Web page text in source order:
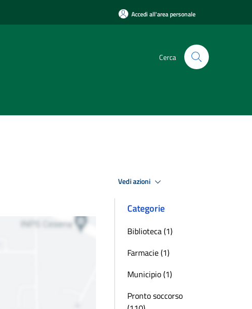
Accedi all'area personale
Cerca
Vedi azioni
Categorie
Biblioteca (1)
Farmacie (1)
Municipio (1)
Pronto soccorso